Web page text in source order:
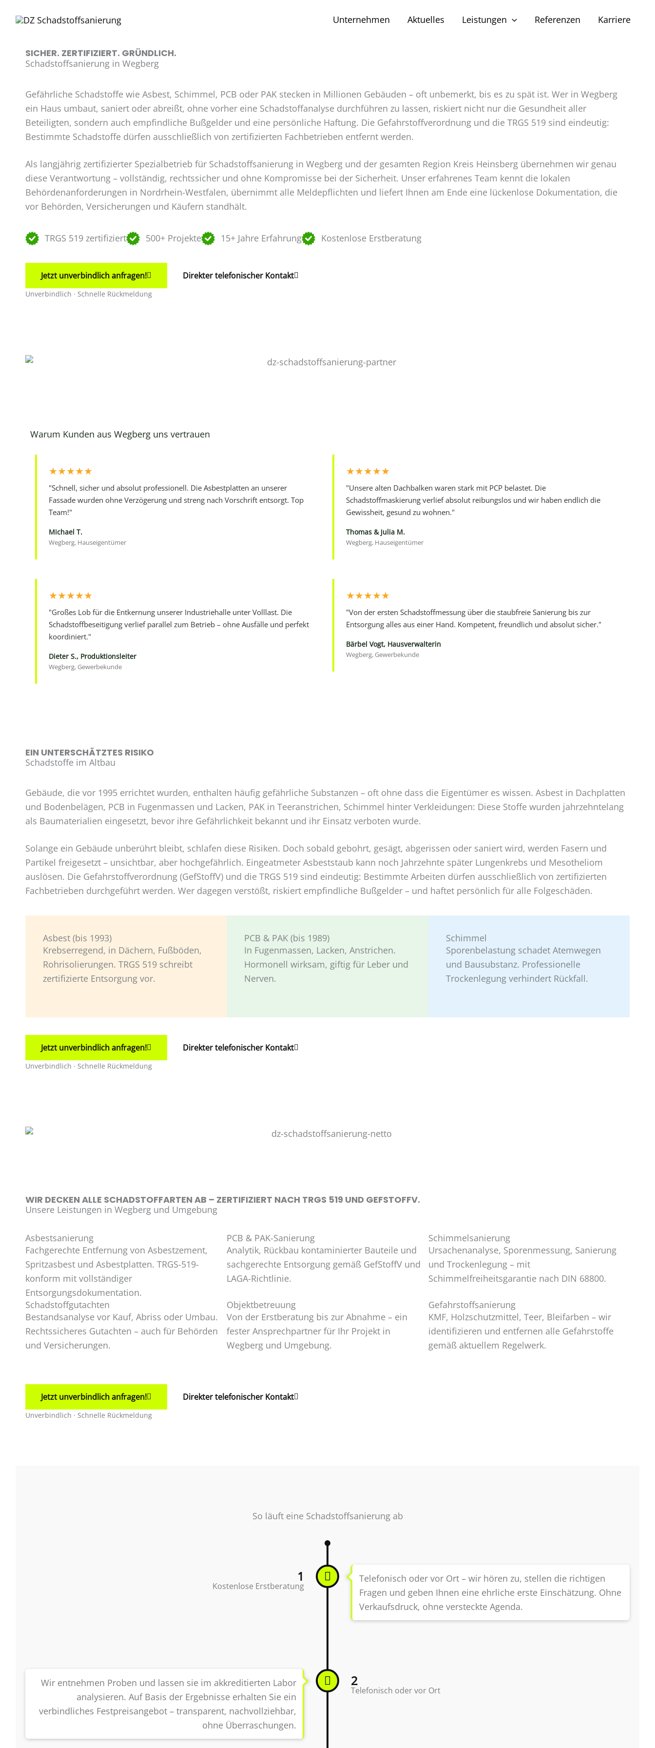
Inhalt
Unternehmen Aktuelles Leistungen Referenzen Karriere
SICHER. ZERTIFIZIERT. GRÜNDLICH.
Schadstoffsanierung in Wegberg
Gefährliche Schadstoffe wie Asbest, Schimmel, PCB oder PAK stecken in Millionen Gebäuden – oft unbemerkt, bis es zu spät ist. Wer in Wegberg
ein Haus umbaut, saniert oder abreißt, ohne vorher eine Schadstoffanalyse durchführen zu lassen, riskiert nicht nur die Gesundheit aller
Beteiligten, sondern auch empfindliche Bußgelder und eine persönliche Haftung. Die Gefahrstoffverordnung und die TRGS 519 sind eindeutig:
Bestimmte Schadstoffe dürfen ausschließlich von zertifizierten Fachbetrieben entfernt werden.
Als langjährig zertifizierter Spezialbetrieb für Schadstoffsanierung in Wegberg und der gesamten Region Kreis Heinsberg übernehmen wir genau
diese Verantwortung – vollständig, rechtssicher und ohne Kompromisse bei der Sicherheit. Unser erfahrenes Team kennt die lokalen
Behördenanforderungen in Nordrhein-Westfalen, übernimmt alle Meldepflichten und liefert Ihnen am Ende eine lückenlose Dokumentation, die
vor Behörden, Versicherungen und Käufern standhält.
TRGS 519 zertifiziert 500+ Projekte 15+ Jahre Erfahrung Kostenlose Erstberatung
Jetzt unverbindlich anfragen! Direkter telefonischer Kontakt
Unverbindlich · Schnelle Rückmeldung
Warum Kunden aus Wegberg uns vertrauen
★★★★★
"Schnell, sicher und absolut professionell. Die Asbestplatten an unserer
Fassade wurden ohne Verzögerung und streng nach Vorschrift entsorgt. Top
Team!"
Michael T.
Wegberg, Hauseigentümer
★★★★★
"Unsere alten Dachbalken waren stark mit PCP belastet. Die
Schadstoffmaskierung verlief absolut reibungslos und wir haben endlich die
Gewissheit, gesund zu wohnen."
Thomas & Julia M.
Wegberg, Hauseigentümer
★★★★★
"Großes Lob für die Entkernung unserer Industriehalle unter Volllast. Die
Schadstoffbeseitigung verlief parallel zum Betrieb – ohne Ausfälle und perfekt
koordiniert."
Dieter S., Produktionsleiter
Wegberg, Gewerbekunde
★★★★★
"Von der ersten Schadstoffmessung über die staubfreie Sanierung bis zur
Entsorgung alles aus einer Hand. Kompetent, freundlich und absolut sicher."
Bärbel Vogt, Hausverwalterin
Wegberg, Gewerbekunde
EIN UNTERSCHÄTZTES RISIKO
Schadstoffe im Altbau
Gebäude, die vor 1995 errichtet wurden, enthalten häufig gefährliche Substanzen – oft ohne dass die Eigentümer es wissen. Asbest in Dachplatten
und Bodenbelägen, PCB in Fugenmassen und Lacken, PAK in Teeranstrichen, Schimmel hinter Verkleidungen: Diese Stoffe wurden jahrzehntelang
als Baumaterialien eingesetzt, bevor ihre Gefährlichkeit bekannt und ihr Einsatz verboten wurde.
Solange ein Gebäude unberührt bleibt, schlafen diese Risiken. Doch sobald gebohrt, gesägt, abgerissen oder saniert wird, werden Fasern und
Partikel freigesetzt – unsichtbar, aber hochgefährlich. Eingeatmeter Asbeststaub kann noch Jahrzehnte später Lungenkrebs und Mesotheliom
auslösen. Die Gefahrstoffverordnung (GefStoffV) und die TRGS 519 sind eindeutig: Bestimmte Arbeiten dürfen ausschließlich von zertifizierten
Fachbetrieben durchgeführt werden. Wer dagegen verstößt, riskiert empfindliche Bußgelder – und haftet persönlich für alle Folgeschäden.
Asbest (bis 1993)
Krebserregend, in Dächern, Fußböden,
Rohrisolierungen. TRGS 519 schreibt
zertifizierte Entsorgung vor.
PCB & PAK (bis 1989)
In Fugenmassen, Lacken, Anstrichen.
Hormonell wirksam, giftig für Leber und
Nerven.
Schimmel
Sporenbelastung schadet Atemwegen
und Bausubstanz. Professionelle
Trockenlegung verhindert Rückfall.
Jetzt unverbindlich anfragen! Direkter telefonischer Kontakt
Unverbindlich · Schnelle Rückmeldung
WIR DECKEN ALLE SCHADSTOFFARTEN AB – ZERTIFIZIERT NACH TRGS 519 UND GEFSTOFFV.
Unsere Leistungen in Wegberg und Umgebung
Asbestsanierung
Fachgerechte Entfernung von Asbestzement,
Spritzasbest und Asbestplatten. TRGS-519-
konform mit vollständiger
Entsorgungsdokumentation.
PCB & PAK-Sanierung
Analytik, Rückbau kontaminierter Bauteile und
sachgerechte Entsorgung gemäß GefStoffV und
LAGA-Richtlinie.
Schimmelsanierung
Ursachenanalyse, Sporenmessung, Sanierung
und Trockenlegung – mit
Schimmelfreiheitsgarantie nach DIN 68800.
Schadstoffgutachten
Bestandsanalyse vor Kauf, Abriss oder Umbau.
Rechtssicheres Gutachten – auch für Behörden
und Versicherungen.
Objektbetreuung
Von der Erstberatung bis zur Abnahme – ein
fester Ansprechpartner für Ihr Projekt in
Wegberg und Umgebung.
Gefahrstoffsanierung
KMF, Holzschutzmittel, Teer, Bleifarben – wir
identifizieren und entfernen alle Gefahrstoffe
gemäß aktuellem Regelwerk.
Jetzt unverbindlich anfragen! Direkter telefonischer Kontakt
Unverbindlich · Schnelle Rückmeldung
So läuft eine Schadstoffsanierung ab
1
Kostenlose Erstberatung
Telefonisch oder vor Ort – wir hören zu, stellen die richtigen
Fragen und geben Ihnen eine ehrliche erste Einschätzung. Ohne
Verkaufsdruck, ohne versteckte Agenda.
2
Telefonisch oder vor Ort
Wir entnehmen Proben und lassen sie im akkreditierten Labor
analysieren. Auf Basis der Ergebnisse erhalten Sie ein
verbindliches Festpreisangebot – transparent, nachvollziehbar,
ohne Überraschungen.